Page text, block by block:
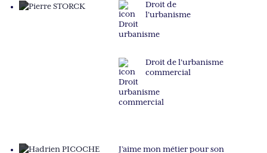
Droit de
l'urbanisme
Droit de l'urbanisme
commercial
J’aime mon métier pour son